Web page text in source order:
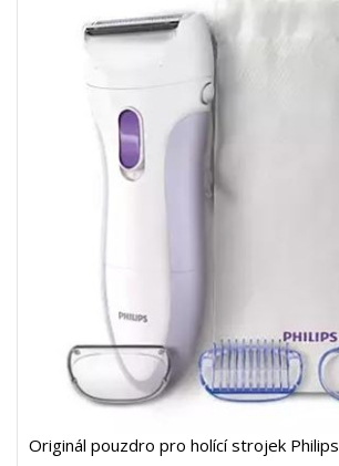
Originál pouzdro pro holící strojek Philips